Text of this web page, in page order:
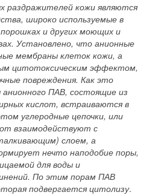
раздражителей кожи являются
широко используемые в
и других моющих и
Установлено, что анионные
мембраны клеток кожи, а
цитотоксическим эффектом,
повреждения. Как это
ПАВ, состоящие из
кислот, встраиваются в
углеродные цепочки, или
взаимодействуют с
слоем, а
нечто наподобие поры,
для воды и
По этим порам ПАВ
подвергается цитолизу.